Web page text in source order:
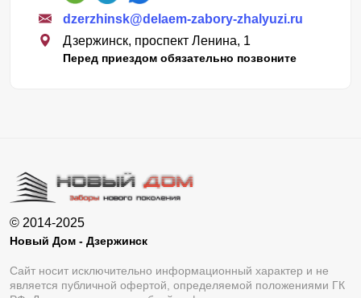
dzerzhinsk@delaem-zabory-zhalyuzi.ru
Дзержинск, проспект Ленина, 1
Перед приездом обязательно позвоните
© 2014-2025
Новый Дом - Дзержинск
Сайт носит исключительно информационный характер и не
является публичной офертой, определяемой положениями ГК